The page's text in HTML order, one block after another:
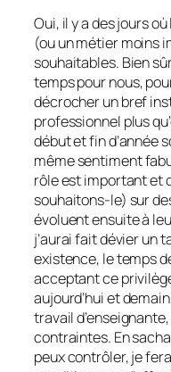
Oui, il y a des jours
(ou un métier moins
souhaitables. Bien
temps pour nous,
décrocher un bref
professionnel plus
début et fin d’année
même sentiment
rôle est important et
souhaitons-le) sur
évoluent ensuite à
j’aurai fait dévier un
existence, le temps
acceptant ce
aujourd’hui et
travail
contraintes. En
peux contrôler, je